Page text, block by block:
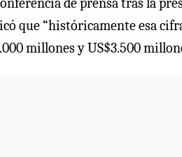
que “históricamente esa
millones y US$3.500